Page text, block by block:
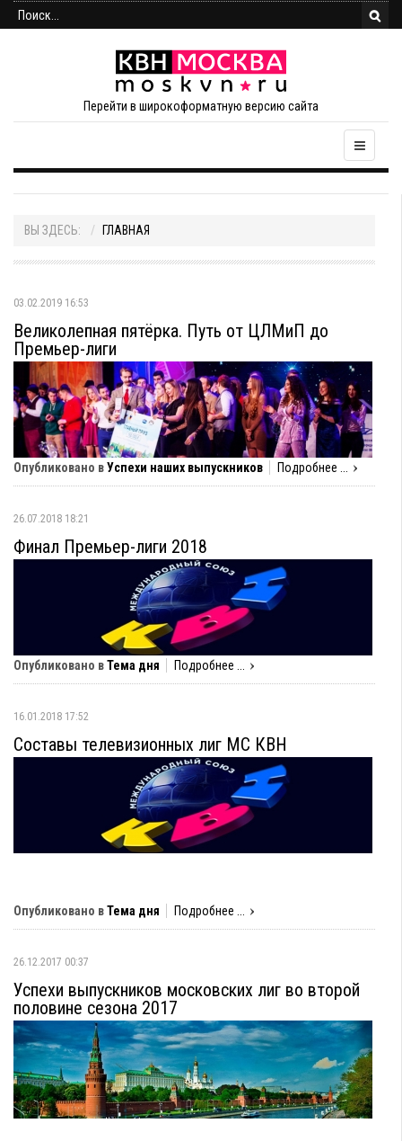
Перейти в широкоформатную версию сайта
ВЫ ЗДЕСЬ: ГЛАВНАЯ
03.02.2019 16:53
Великолепная пятёрка. Путь от ЦЛМиП до
Премьер-лиги
Опубликовано вУспехи наших выпускников Подробнее ...
26.07.2018 18:21
Финал Премьер-лиги 2018
Опубликовано вТема дня Подробнее ...
16.01.2018 17:52
Составы телевизионных лиг МС КВН
Опубликовано вТема дня Подробнее ...
26.12.2017 00:37
Успехи выпускников московских лиг во второй
половине сезона 2017